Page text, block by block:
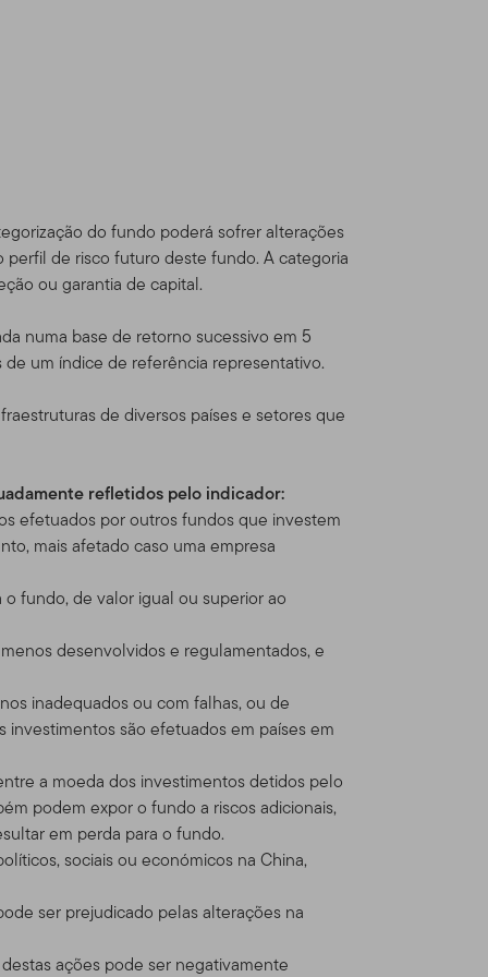
do fundo poderá sofrer alterações
de risco futuro deste fundo. A categoria
ou garantia de capital.
numa base de retorno sucessivo em 5
um índice de referência representativo.
de diversos países e setores que
refletidos pelo indicador:
efetuados por outros fundos que investem
mais afetado caso uma empresa
fundo, de valor igual ou superior ao
desenvolvidos e regulamentados, e
inadequados ou com falhas, ou de
são efetuados em países em
a moeda dos investimentos detidos pelo
podem expor o fundo a riscos adicionais,
em perda para o fundo.
sociais ou económicos na China,
ser prejudicado pelas alterações na
ações pode ser negativamente
Series Funds e contas
e
Franklin
com produtos e serviços
para venda um título,
solicitação, oferta,
sobre qualquer
de banco ou consultor
formalmente
nos produtos Franklin
Unidos, o faz por seu